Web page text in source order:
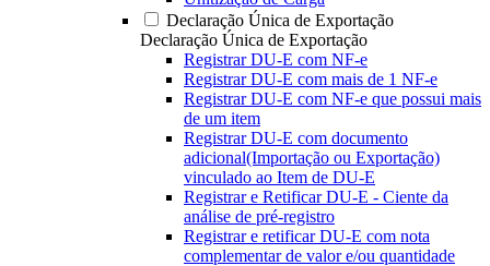
Declaração Única de Exportação
Declaração Única de Exportação
Registrar DU-E com NF-e
Registrar DU-E com mais de 1 NF-e
Registrar DU-E com NF-e que possui mais
de um item
Registrar DU-E com documento
adicional(Importação ou Exportação)
vinculado ao Item de DU-E
Registrar e Retificar DU-E - Ciente da
análise de pré-registro
Registrar e retificar DU-E com nota
complementar de valor e/ou quantidade